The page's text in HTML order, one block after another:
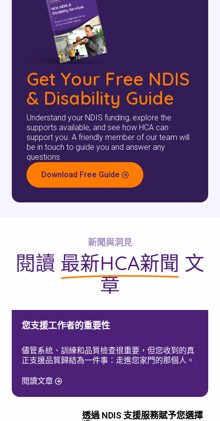
Get Your Free NDIS
& Disability Guide
Understand your NDIS funding, explore the
supports available, and see how HCA can
support you. A friendly member of our team will
be in touch to guide you and answer any
questions.
Download Free Guide
新聞與洞見
閱讀 最新HCA新聞 文
章
您支援工作者的重要性
儘管系統、訓練和品質檢查很重要，但您收到的真
正支援品質歸結為一件事：走進您家門的那個人。.
閱讀文章
透過 NDIS 支援服務賦予您選擇
檢查您的郵政編碼
以查看我們是否能為您的地區提供服
務。.
搜尋